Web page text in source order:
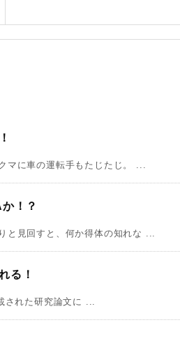
マに車の運転手もたじたじ。 ...
！？
と見回すと、何か得体の知れな ...
る！
された研究論文に ...